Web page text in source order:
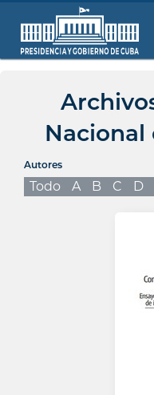
Nacional
Autores
Todo A B C D